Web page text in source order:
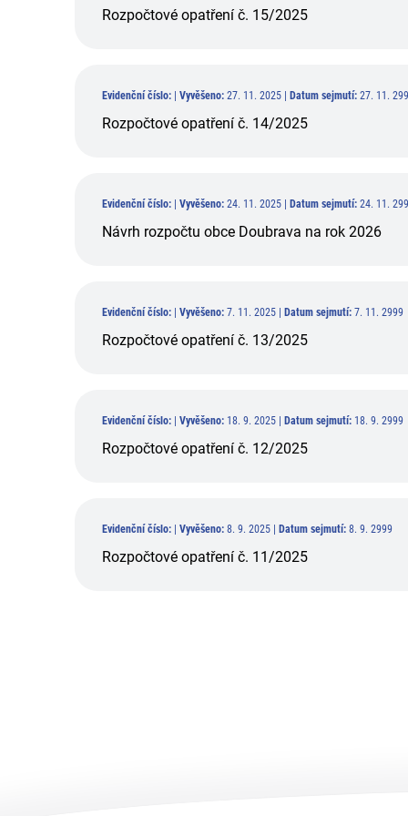
Rozpočtové opatření č. 15/2025
Evidenční číslo: Vyvěšeno: 27. 11. 2025 | Datum sejmutí: 27. 11.
Rozpočtové opatření č. 14/2025
Evidenční číslo: Vyvěšeno: 24. 11. 2025 | Datum sejmutí: 24. 11.
Návrh rozpočtu obce Doubrava na rok 2026
Evidenční číslo: Vyvěšeno: 7. 11. 2025 | Datum sejmutí: 7. 11. 2999
Rozpočtové opatření č. 13/2025
Evidenční číslo: Vyvěšeno: 18. 9. 2025 | Datum sejmutí: 18. 9. 2999
Rozpočtové opatření č. 12/2025
Evidenční číslo: Vyvěšeno: 8. 9. 2025 | Datum sejmutí: 8. 9. 2999
Rozpočtové opatření č. 11/2025